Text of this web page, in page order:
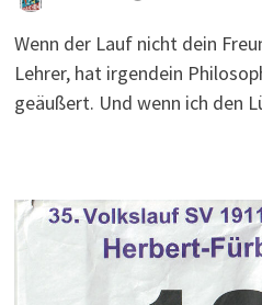
Wenn der Lauf nicht dein
Lehrer, hat irgendein
geäußert. Und wenn ich den